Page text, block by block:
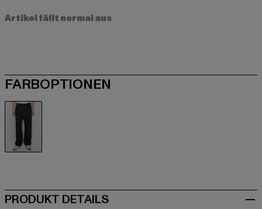
Artikel fällt normal aus
FARBOPTIONEN
PRODUKT DETAILS